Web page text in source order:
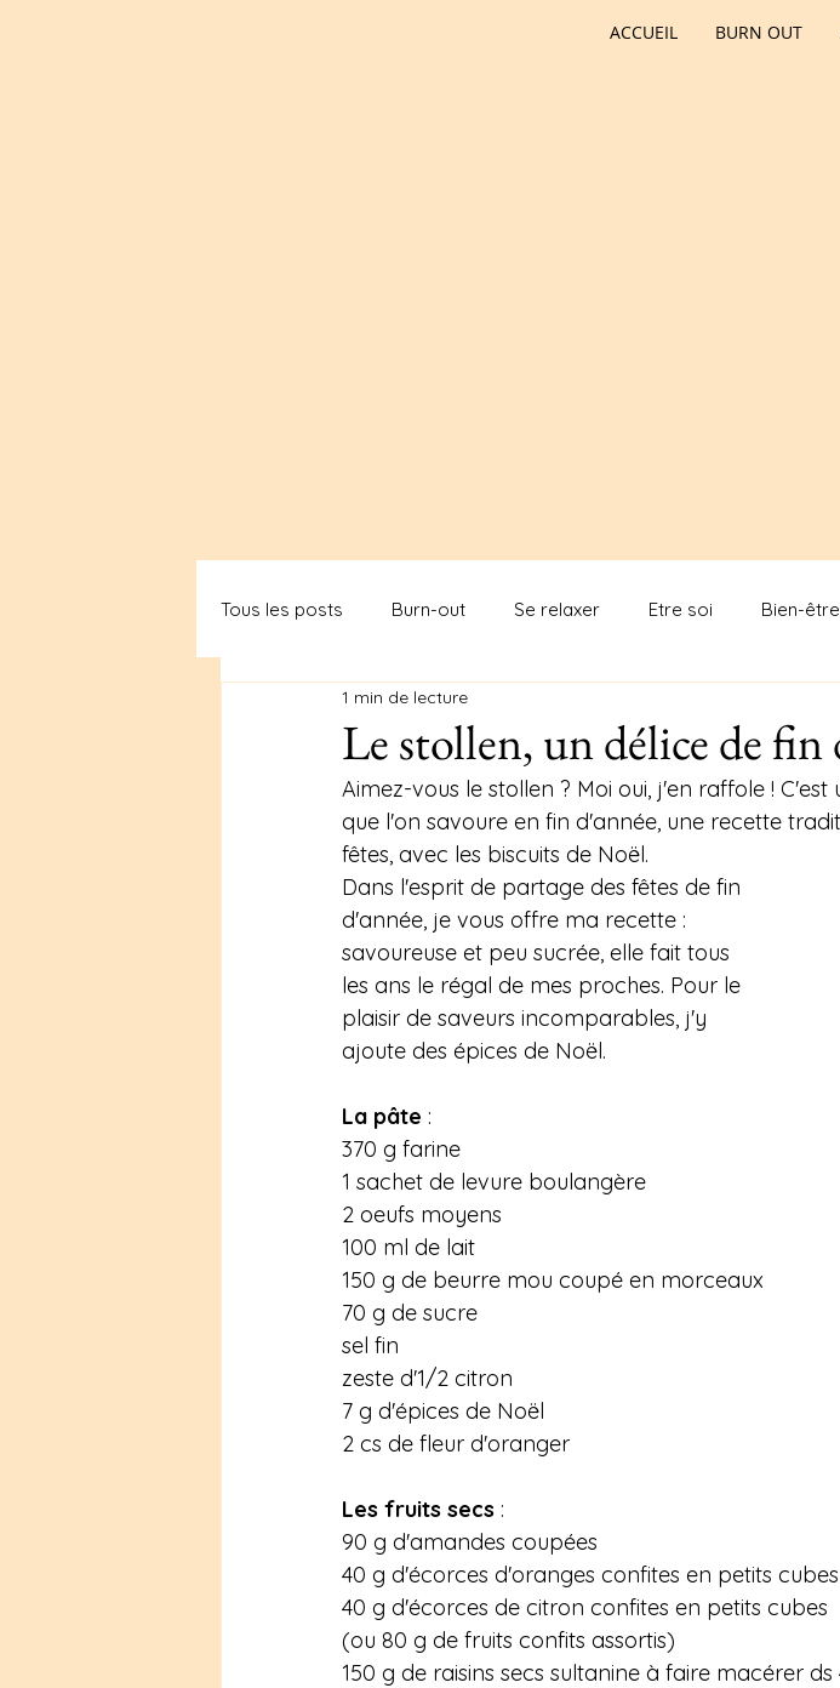
ACCUEIL BURN OUT
Tous les posts Burn-out Se relaxer Etre soi Bien-être
Le stollen, un délice de fin
1 min de lecture
Aimez-vous le stollen ? Moi oui, j'en raffole !
que l'on savoure en fin d'année, une recette
fêtes, avec les biscuits de Noël.
Dans l'esprit de partage des fêtes de fin
d'année, je vous offre ma recette :
savoureuse et peu sucrée, elle fait tous
les ans le régal de mes proches. Pour le
plaisir de saveurs incomparables, j'y
ajoute des épices de Noël.
La pâte :
370 g farine
1 sachet de levure boulangère
2 oeufs moyens
100 ml de lait
150 g de beurre mou coupé en morceaux
70 g de sucre
sel fin
zeste d'1/2 citron
7 g d'épices de Noël
2 cs de fleur d'oranger
Les fruits secs :
90 g d'amandes coupées
40 g d'écorces d'oranges confites en petits cubes
40 g d'écorces de citron confites en petits cubes
(ou 80 g de fruits confits assortis)
150 g de raisins secs sultanine à faire macérer